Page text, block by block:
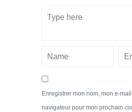
Enregistrer mon nom, mon e-
navigateur pour mon prochain